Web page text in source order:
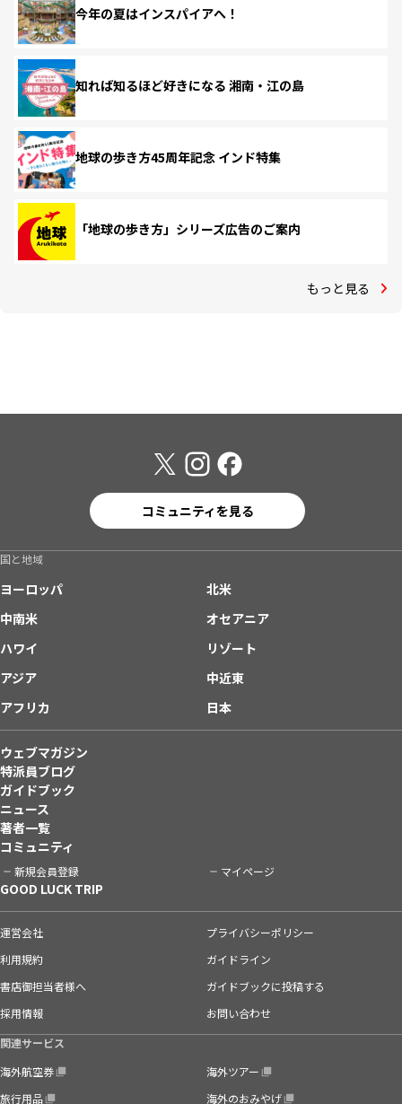
今年の夏はインスパイアへ！
知れば知るほど好きになる 湘南・江の島
地球の歩き方45周年記念 インド特集
「地球の歩き方」シリーズ広告のご案内
もっと見る
コミュニティを見る
国と地域
ヨーロッパ
北米
中南米
オセアニア
ハワイ
リゾート
アジア
中近東
アフリカ
日本
ウェブマガジン
特派員ブログ
ガイドブック
ニュース
著者一覧
コミュニティ
新規会員登録 マイページ
GOOD LUCK TRIP
運営会社
プライバシーポリシー
利用規約
ガイドライン
書店御担当者様へ
ガイドブックに投稿する
採用情報
お問い合わせ
関連サービス
海外航空券
海外ツアー
旅行用品
海外のおみやげ